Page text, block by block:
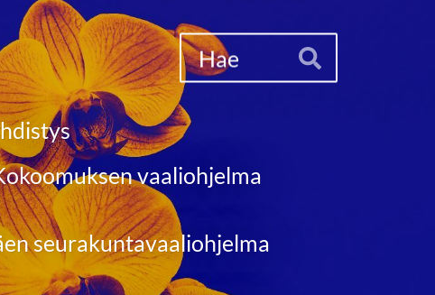
Hae
vaaliohjelma
seurakuntavaaliohjelma